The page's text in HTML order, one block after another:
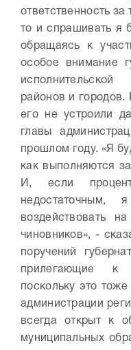
ответственность за
то и спрашивать я
обращаясь к
особое внимание
районов и
его не устроили
главы
прошлом году. «Я
как выполняются
И, если
недостаточным,
воздействовать
чиновников», -
поручений
прилегающие к
поскольку это
администрации
всегда открыт к
муниципальных